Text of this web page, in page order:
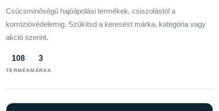
Csúcsminőségű hajóápolási termékek, csiszolástól a
korrózióvédelemig. Szűkítsd a keresést márka, kategória vagy
akció szerint.
108
TERMÉK
3
MÁRKA